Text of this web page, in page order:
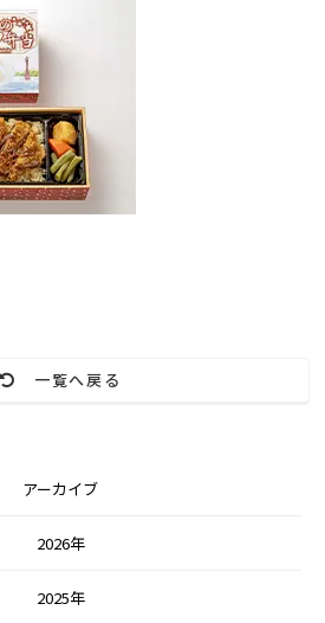
一覧へ戻る
アーカイブ
2026年
2025年